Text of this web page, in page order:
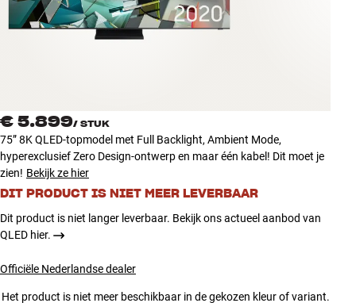
Accessoires
NIEUW
AANBIEDINGEN
Winkels
Klantenservice
Klantenservice
€ 5.899/ STUK
75” 8K QLED-topmodel met Full Backlight, Ambient Mode,
hyperexclusief Zero Design-ontwerp en maar één kabel! Dit moet je
zien! Bekijk ze hier
DIT PRODUCT IS NIET MEER LEVERBAAR
Dit product is niet langer leverbaar. Bekijk ons actueel aanbod van
QLED hier.
Officiële Nederlandse dealer
Het product is niet meer beschikbaar in de gekozen kleur of variant.